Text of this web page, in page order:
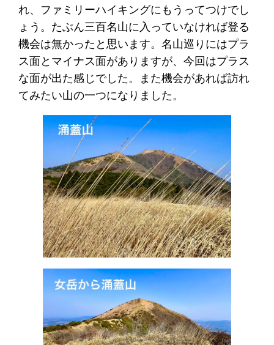
れ、ファミリーハイキングにもうってつけでし
ょう。たぶん三百名山に入っていなければ登る
機会は無かったと思います。名山巡りにはプラ
ス面とマイナス面がありますが、今回はプラス
な面が出た感じでした。また機会があれば訪れ
てみたい山の一つになりました。